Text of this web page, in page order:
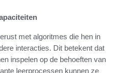
met algoritmes die hen in
interacties. Dit betekent dat
inspelen op de behoeften van
leerprocessen kunnen ze